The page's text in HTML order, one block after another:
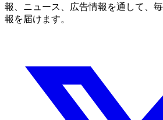
報、ニュース、広告情報を通して、
報を届けます。